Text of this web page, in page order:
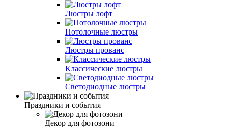
Люстры лофт
Потолочные люстры
Люстры прованс
Классические люстры
Светодиодные люстры
Праздники и события
Декор для фотозони